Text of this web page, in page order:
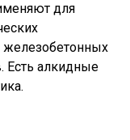
для
Есть алкидные